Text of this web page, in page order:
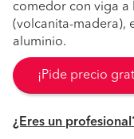
comedor con viga a
(volcanita-madera),
aluminio.
¡Pide precio
¿Eres un